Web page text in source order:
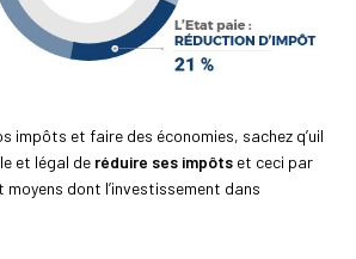
impôts et faire des économies, sachez q’uil
et légal de réduire ses impôts et ceci par
dont l’investissement dans